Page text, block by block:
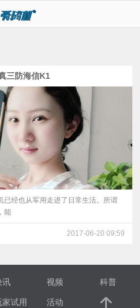
三防海信K1
已经也从军用走进了日常生活。所谓
能
2017-06-20 09:59
讯 视频 科普
家试用 活动